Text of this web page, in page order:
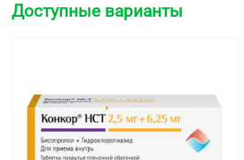
Доступные варианты